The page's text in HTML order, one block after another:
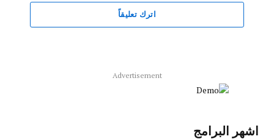
اترك تعليقاً
Advertisement
اشهر البرامج